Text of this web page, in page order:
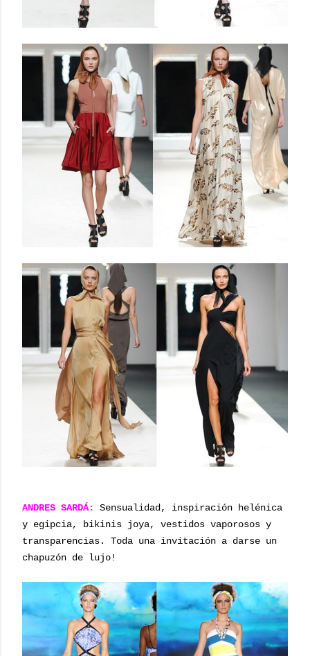
ANDRES SARDÁ:
Sensualidad, inspiración helénica
y egipcia, bikinis joya, vestidos vaporosos y
transparencias. Toda una invitación a darse un
chapuzón de lujo!